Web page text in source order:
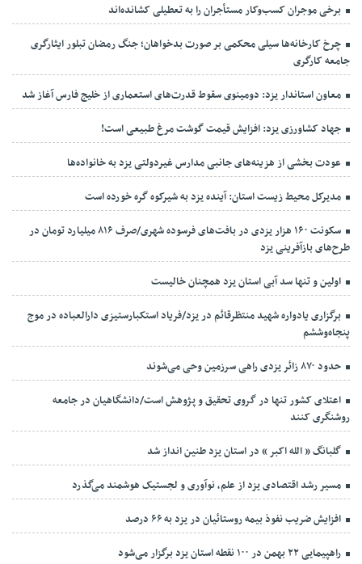
برخی موجران کسب‌وکار مستأجران را به تعطیلی کشانده‌اند
چرخ کارخانه‌ها سیلی محکمی بر صورت بدخواهان؛ جنگ رمضان تبلور ایثارگری
جامعه کارگری
معاون استاندار یزد: دومینوی سقوط قدرت‌های استعماری از خلیج فارس آغاز شد
جهاد کشاورزی یزد: افزایش قیمت گوشت مرغ طبیعی است!
عودت بخشی از هزینه‌های جانبی مدارس غیردولتی یزد به خانواده‌ها
مدیرکل محیط زیست استان: آینده یزد به شیرکوه گره خورده است
سکونت ۱۶۰ هزار یزدی در بافت‌های فرسوده شهری/صرف ۸۱۶ میلیارد تومان در
طرح‌های بازآفرینی یزد
اولین و تنها سد آبی استان یزد همچنان خالیست
برگزاری یادواره شهید منتظرقائم در یزد/فریاد استکبارستیزی دارالعباده در موج
پنجاه‌وششم
حدود ۸۷۰ زائر یزدی راهی سرزمین وحی می‌شوند
اعتلای کشور تنها در گروی تحقیق و پژوهش است/دانشگاهیان در جامعه
روشنگری کنند
گلبانگ « الله اکبر » در استان یزد طنین انداز شد
مسیر رشد اقتصادی یزد از علم، نوآوری و لجستیک هوشمند می‌گذرد
افزایش ضریب نفوذ بیمه روستائیان در یزد به ۶۶ درصد
راهپیمایی ۲۲ بهمن در ۱۰۰ نقطه استان یزد برگزار می‌شود